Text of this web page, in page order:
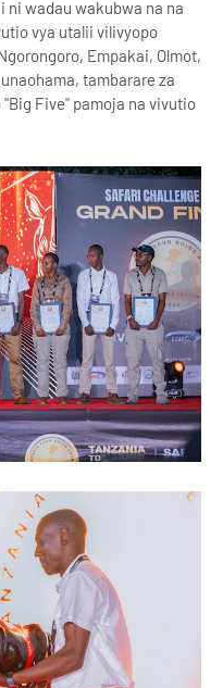
ni wadau wakubwa na na
vya utalii vilivyopo
Empakai, Olmot,
tambarare za
Five" pamoja na vivutio